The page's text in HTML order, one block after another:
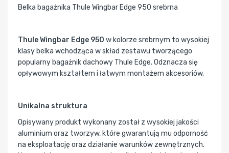
Belka bagażnika Thule Wingbar Edge 950 srebrna
Thule Wingbar Edge 950 w kolorze srebrnym to wysokiej
klasy belka wchodząca w skład zestawu tworzącego
popularny bagażnik dachowy Thule Edge. Odznacza się
opływowym kształtem i łatwym montażem akcesoriów.
Unikalna struktura
Opisywany produkt wykonany został z wysokiej jakości
aluminium oraz tworzyw, które gwarantują mu odporność
na eksploatację oraz działanie warunków zewnętrznych.